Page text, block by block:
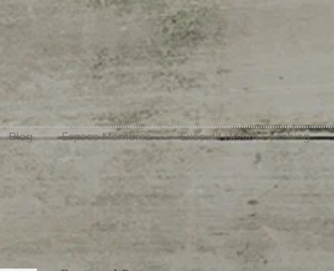
Blog Espace Membres Executif Health Coaching